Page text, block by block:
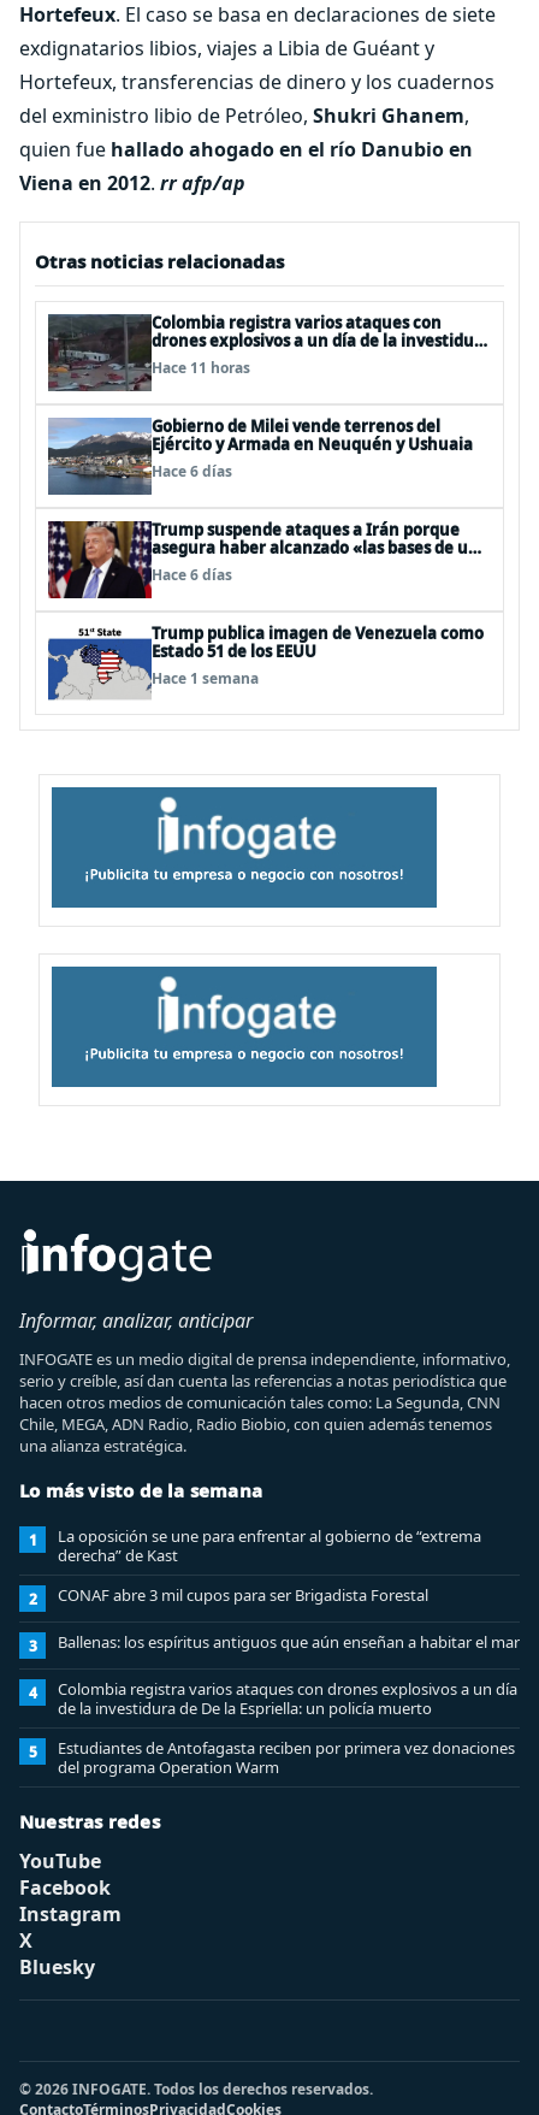
Hortefeux. El caso se basa en declaraciones de siete
exdignatarios libios, viajes a Libia de Guéant y
Hortefeux, transferencias de dinero y los cuadernos
del exministro libio de Petróleo, Shukri Ghanem,
quien fue hallado ahogado en el río Danubio en
Viena en 2012. rr afp/ap
Otras noticias relacionadas
Colombia registra varios ataques con
drones explosivos a un día de la investidura
de De la Espriella: un policía muerto
Hace 11 horas
Gobierno de Milei vende terrenos del
Ejército y Armada en Neuquén y Ushuaia
Hace 6 días
Trump suspende ataques a Irán porque
asegura haber alcanzado «las bases de un
acuerdo»
Hace 6 días
Trump publica imagen de Venezuela como
Estado 51 de los EEUU
Hace 1 semana
Informar, analizar, anticipar
INFOGATE es un medio digital de prensa independiente, informativo,
serio y creíble, así dan cuenta las referencias a notas periodística que
hacen otros medios de comunicación tales como: La Segunda, CNN
Chile, MEGA, ADN Radio, Radio Biobio, con quien además tenemos
una alianza estratégica.
Lo más visto de la semana
1
La oposición se une para enfrentar al gobierno de “extrema
derecha” de Kast
2 CONAF abre 3 mil cupos para ser Brigadista Forestal
3 Ballenas: los espíritus antiguos que aún enseñan a habitar el mar
4
Colombia registra varios ataques con drones explosivos a un día
de la investidura de De la Espriella: un policía muerto
5
Estudiantes de Antofagasta reciben por primera vez donaciones
del programa Operation Warm
Nuestras redes
YouTube
Facebook
Instagram
X
Bluesky
© 2026 INFOGATE. Todos los derechos reservados.
ContactoTérminosPrivacidadCookies